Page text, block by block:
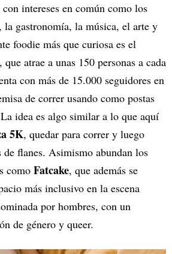
intereses en común como los
la gastronomía, la música, el arte y
foodie más que curiosa es el
, que atrae a unas 150 personas a cada
con más de 15.000 seguidores en
de correr usando como postas
idea es algo similar a lo que aquí
5K, quedar para correr y luego
flanes. Asimismo abundan los
como Fatcake, que además se
más inclusivo en la escena
por hombres, con un
de género y queer.